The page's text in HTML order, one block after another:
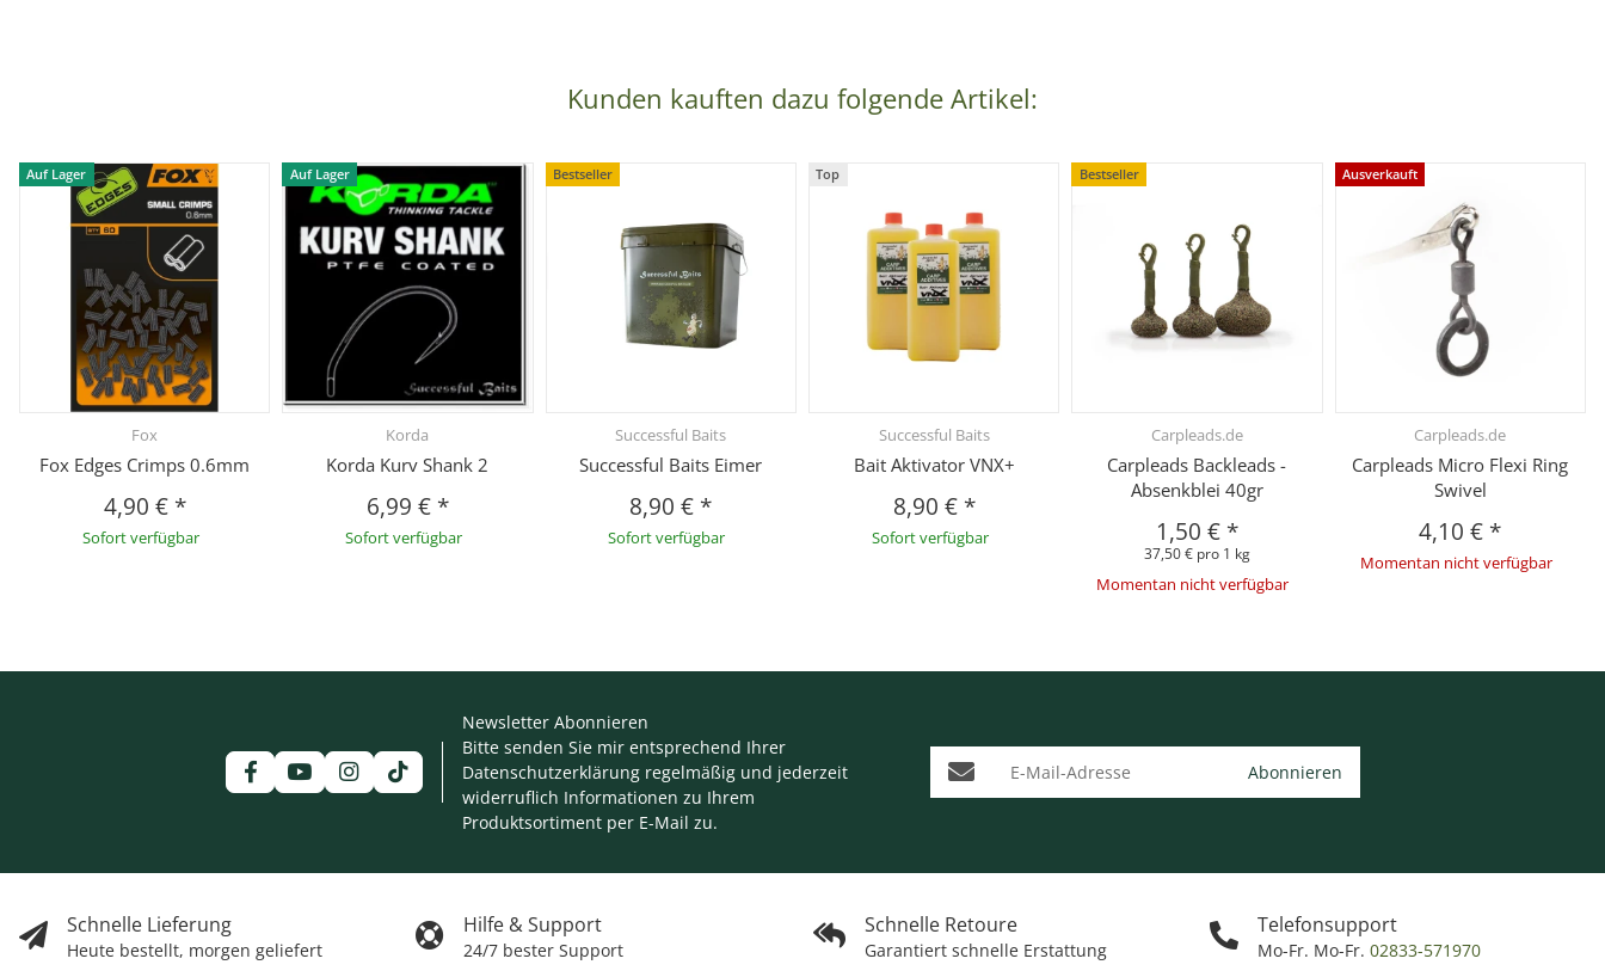
Kunden kauften dazu folgende Artikel:
Auf Lager
Fox
Fox Edges Crimps 0.6mm
4,90 € *
Sofort verfügbar
Auf Lager
Korda
Korda Kurv Shank 2
6,99 € *
Sofort verfügbar
Bestseller
Successful Baits
Successful Baits Eimer
8,90 € *
Sofort verfügbar
Top
Successful Baits
Bait Aktivator VNX+
8,90 € *
Sofort verfügbar
Bestseller
Carpleads.de
Carpleads Backleads -
Absenkblei 40gr
1,50 € *
37,50 € pro 1 kg
Momentan nicht verfügbar
Ausverkauft
Carpleads.de
Carpleads Micro Flexi Ring
Swivel
4,10 € *
Momentan nicht verfügbar
Schnelle Lieferung
Heute bestellt, morgen geliefert
Hilfe & Support
24/7 bester Support
Schnelle Retoure
Garantiert schnelle Erstattung
Telefonsupport
Mo-Fr. Mo-Fr. 02833-571970
Newsletter Abonnieren
Bitte senden Sie mir entsprechend Ihrer
Datenschutzerklärung regelmäßig und jederzeit
widerruflich Informationen zu Ihrem
Produktsortiment per E-Mail zu.
E-Mail-Adresse Abonnieren